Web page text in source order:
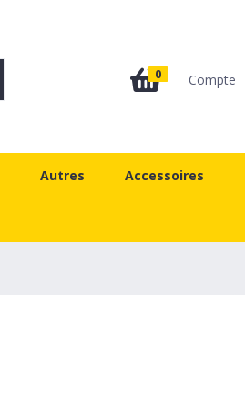
0 Compte
Autres Accessoires